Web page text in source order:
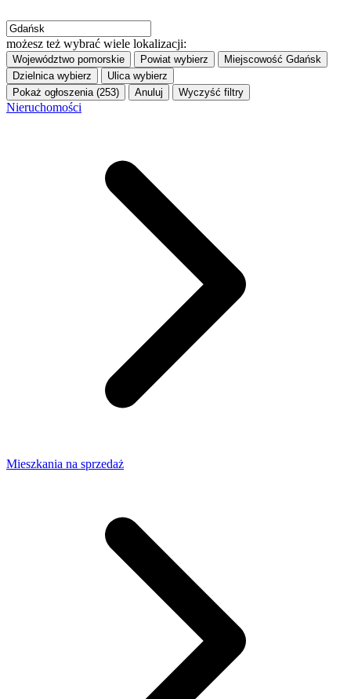
możesz też wybrać wiele lokalizacji:
Województwo pomorskie Powiat wybierz Miejscowość Gdańsk
Dzielnica wybierz Ulica wybierz
Pokaż ogłoszenia (253)
Anuluj Wyczyść filtry
Nieruchomości
Mieszkania na sprzedaż